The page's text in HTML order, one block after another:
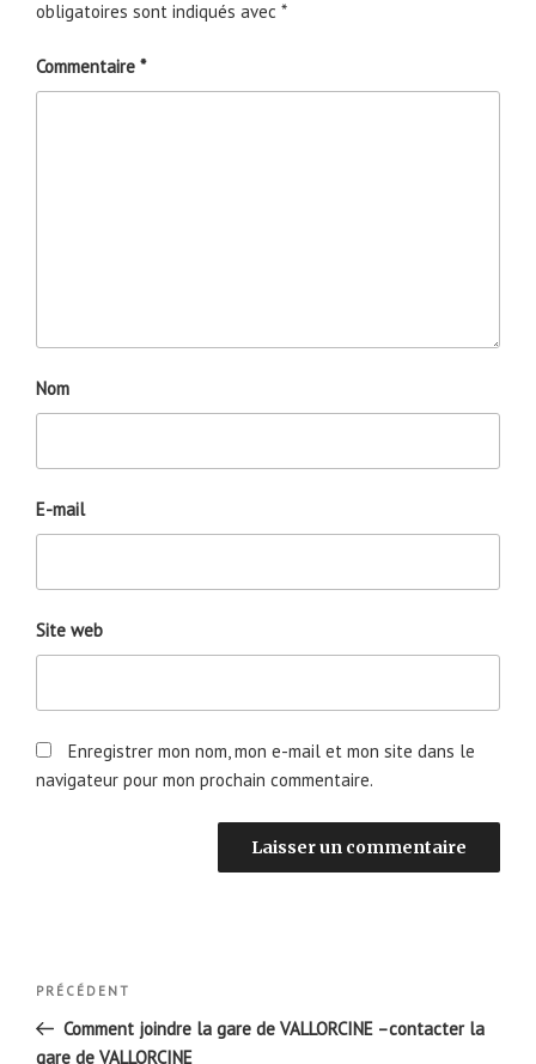
obligatoires sont indiqués avec *
Commentaire *
Nom
E-mail
Site web
Enregistrer mon nom, mon e-mail et mon site dans le
navigateur pour mon prochain commentaire.
Navigation
l’article
Article
précédent
PRÉCÉDENT
Comment joindre la gare de VALLORCINE –contacter la
gare de VALLORCINE